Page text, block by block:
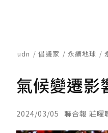
udn 倡議家 永續地球
氣候變遷影
2024/03/05 聯合報 莊曜